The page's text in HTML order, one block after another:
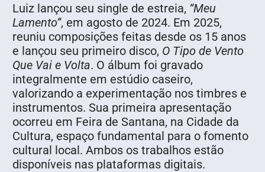
Luiz lançou seu single de estreia, “Meu
Lamento”, em agosto de 2024. Em 2025,
reuniu composições feitas desde os 15 anos
e lançou seu primeiro disco, O Tipo de Vento
Que Vai e Volta. O álbum foi gravado
integralmente em estúdio caseiro,
valorizando a experimentação nos timbres e
instrumentos. Sua primeira apresentação
ocorreu em Feira de Santana, na Cidade da
Cultura, espaço fundamental para o fomento
cultural local. Ambos os trabalhos estão
disponíveis nas plataformas digitais.